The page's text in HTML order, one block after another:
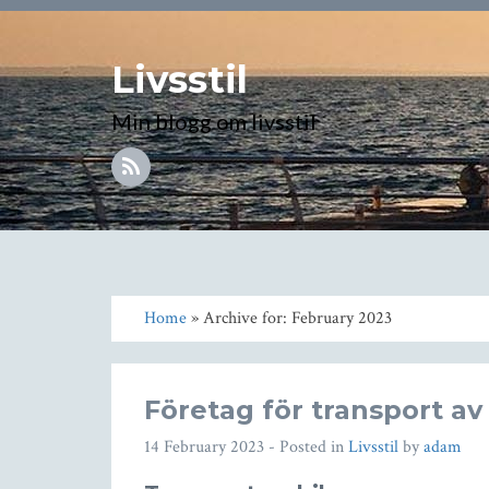
Livsstil
Min blogg om livsstil
Home» Archive for: February 2023
Företag för transport
14 February 2023 - Posted inLivsstilbyadam